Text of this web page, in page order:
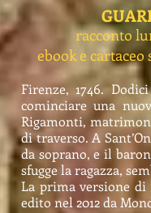
racconto
ebook e
Firenze, 1746.
cominciare una
Rigamonti,
di traverso. A
da soprano, e il
sfugge la ragazza,
La prima versione di
edito nel 2012 da